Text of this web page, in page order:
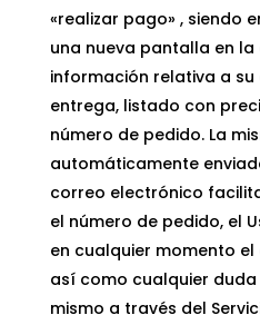
«realizar pago» , siendo
una nueva pantalla en
información relativa a
entrega, listado con
número de pedido. La
automáticamente
correo electrónico
el número de pedido, el
en cualquier momento
así como cualquier
mismo a través del